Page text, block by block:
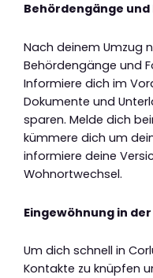
Behördengänge
Nach deinem Umzug
Behördengänge und
Informiere dich im
Dokumente und
sparen. Melde dich
kümmere dich um
informiere deine
Wohnortwechsel.
Eingewöhnung in
Um dich schnell in
Kontakte zu knüpfen